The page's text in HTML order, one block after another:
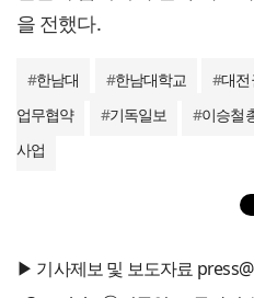
을 전했다.
#한남대 #한남대학교 #대
업무협약
#기독일보 #이승철
사업
▶ 기사제보 및 보도자료